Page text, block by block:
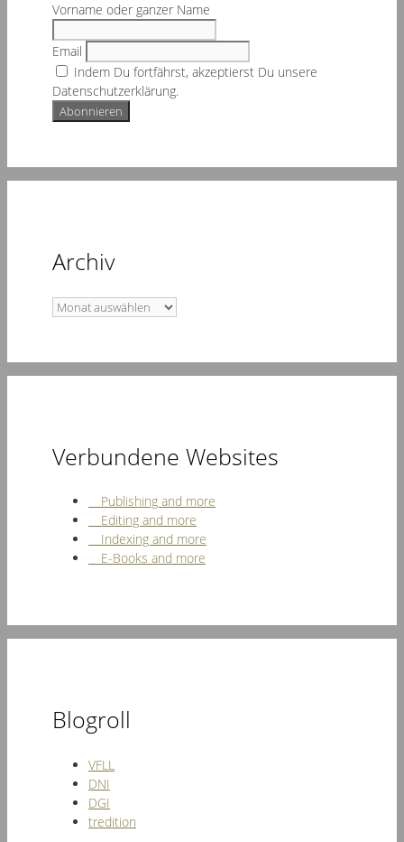
Vorname oder ganzer Name
Email
Indem Du fortfährst, akzeptierst Du unsere
Datenschutzerklärung.
Archiv
Archiv
Verbundene Websites
Publishing and more
Editing and more
Indexing and more
E-Books and more
Blogroll
VFLL
DNI
DGI
tredition